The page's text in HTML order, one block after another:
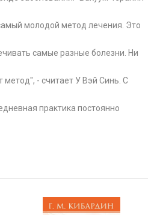
молодой метод лечения. Это
самые разные болезни. Ни
метод", - считает У Вэй Синь. С
практика постоянно